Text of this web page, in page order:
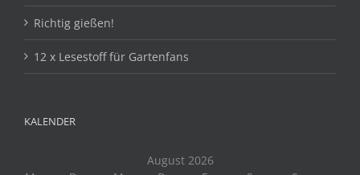
Richtig gießen!
12 x Lesestoff für Gartenfans
KALENDER
August 2026